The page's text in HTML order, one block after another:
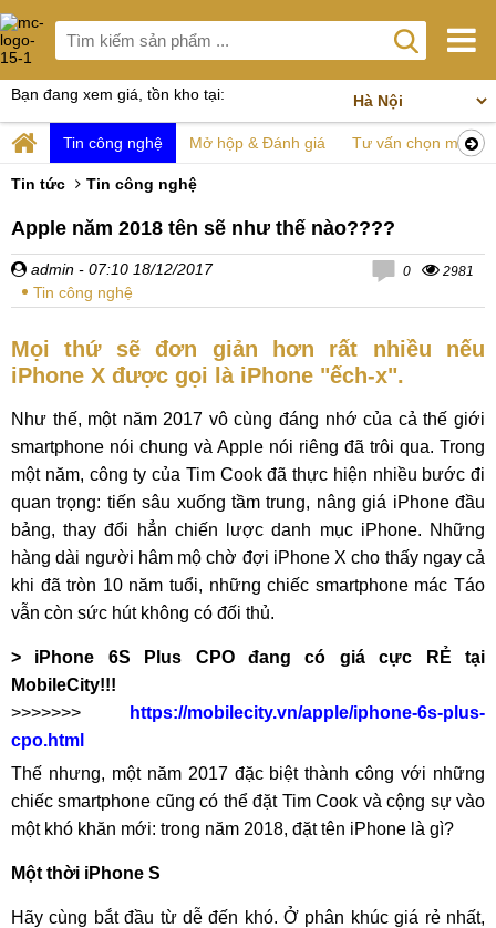
Bạn đang xem giá, tồn kho tại:
Tin công nghệ Mở hộp & Đánh giá Tư vấn chọn mua
Tin tức Tin công nghệ
Apple năm 2018 tên sẽ như thế nào????
admin - 07:10 18/12/2017
Tin công nghệ
0 2981
Mọi thứ sẽ đơn giản hơn rất nhiều nếu
iPhone X được gọi là iPhone "ếch-x".
Như thế, một năm 2017 vô cùng đáng nhớ của cả thế giới
smartphone nói chung và Apple nói riêng đã trôi qua. Trong
một năm, công ty của Tim Cook đã thực hiện nhiều bước đi
quan trọng: tiến sâu xuống tầm trung, nâng giá iPhone đầu
bảng, thay đổi hẳn chiến lược danh mục iPhone. Những
hàng dài người hâm mộ chờ đợi iPhone X cho thấy ngay cả
khi đã tròn 10 năm tuổi, những chiếc smartphone mác Táo
vẫn còn sức hút không có đối thủ.
> iPhone 6S Plus CPO đang có giá cực RẺ tại
MobileCity!!!
>>>>>>>
https://mobilecity.vn/apple/iphone-6s-plus-
cpo.html
Thế nhưng, một năm 2017 đặc biệt thành công với những
chiếc smartphone cũng có thể đặt Tim Cook và cộng sự vào
một khó khăn mới: trong năm 2018, đặt tên iPhone là gì?
Một thời iPhone S
Hãy cùng bắt đầu từ dễ đến khó. Ở phân khúc giá rẻ nhất,